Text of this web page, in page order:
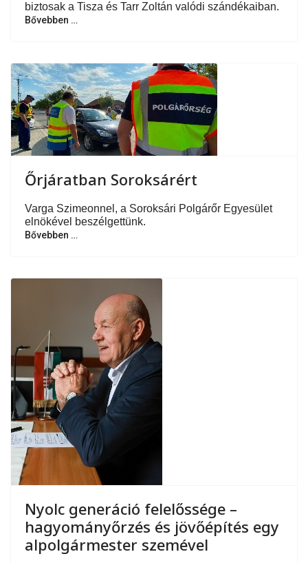
biztosak a Tisza és Tarr Zoltán valódi szándékaiban.
Bővebben …
Őrjáratban Soroksárért
Varga Szimeonnel, a Soroksári Polgárőr Egyesület
elnökével beszélgettünk.
Bővebben …
Nyolc generáció felelőssége –
hagyományőrzés és jövőépítés egy
alpolgármester szemével